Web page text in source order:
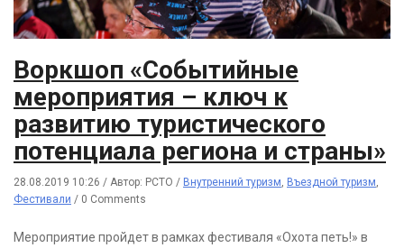
Воркшоп «Событийные
мероприятия – ключ к
развитию туристического
потенциала региона и страны»
28.08.2019 10:26 / Автор: РСТО / Внутренний туризм Въездной туризм
Фестивали / 0 Comments
Мероприятие пройдет в рамках фестиваля «Охота петь!» в